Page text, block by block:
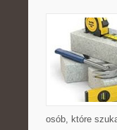
osób, które